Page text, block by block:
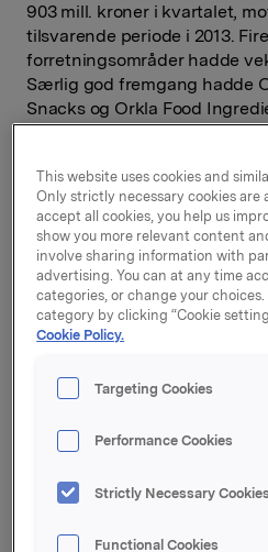
903 mill. kroner i kvartalet,
tilsvarende periode i 2013.
forretningsområder hadde
Særlig god fremgang hadde
Snacks og Orkla Food
merkevarevirksomheten.
kvartalet var 0,4 %, og
7.200 mill. kroner. Orkla
Food Ingredients og Orkla
den positive
Orkla International hadde
- For andre kvartal på rad
hjemmemarkeder. I tiden
merkevarebygging. Samtidig
tettere og bredere samarbeid
dagligvarekjedene, sier
Ruzicka.
This website uses cookies and
Only strictly necessary cookies are
accept all cookies, you help us
show you more relevant content
involve sharing information with
advertising. You can at any time
categories, or change your
category by clicking “Cookie
Cookie Policy.
Targeting Cookies
Performance Cookies
Strictly Necessary Cookies
Functional Cookies